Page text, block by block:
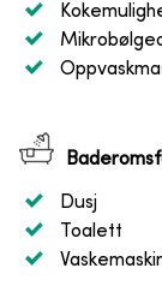
Dusj
Toalett